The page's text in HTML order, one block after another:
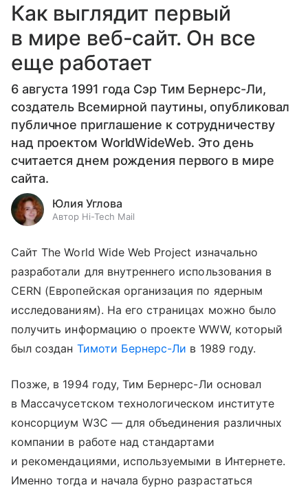
Как выглядит первый
в мире веб-сайт. Он все
еще работает
6 августа 1991 года Сэр Тим Бернерс-Ли,
создатель Всемирной паутины, опубликовал
публичное приглашение к сотрудничеству
над проектом WorldWideWeb. Это день
считается днем рождения первого в мире
сайта.
Юлия Углова
Автор Hi-Tech Mail
Сайт The World Wide Web Project изначально
разработали для внутреннего использования в
CERN (Европейская организация по ядерным
исследованиям). На его страницах можно было
получить информацию о проекте WWW, который
был создан Тимоти Бернерс-Ли в 1989 году.
Позже, в 1994 году, Тим Бернерс-Ли основал
в Массачусетском технологическом институте
консорциум W3C — для объединения различных
компании в работе над стандартами
и рекомендациями, используемыми в Интернете.
Именно тогда и начала бурно разрастаться